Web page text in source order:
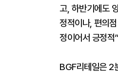
고, 하반기에도
정적이나, 편의
정이어서 긍정적
BGF리테일은 2